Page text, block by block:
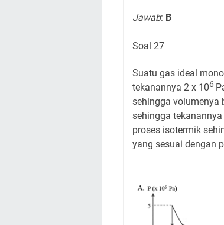
Jawab: B
Soal 27
Suatu gas ideal
tekanannya 2 x 106
sehingga volumenya
sehingga
proses isotermik
yang sesuai dengan